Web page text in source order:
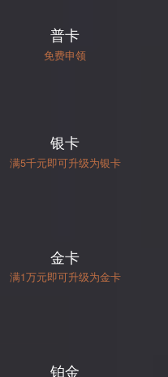
普卡
免费申领
银卡
满5千元即可升级为银卡
金卡
满1万元即可升级为金卡
铂金